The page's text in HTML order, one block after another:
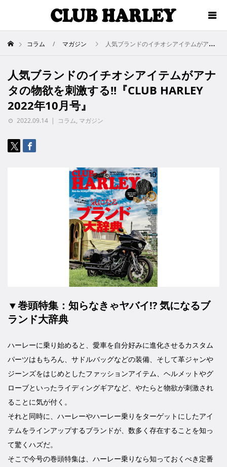
コラム マガジン 人気ブランドのイチオシアイテムがアナタの物欲を刺激する!!『CLUB HARLEY 2022年10月号』
人気ブランドのイチオシアイテムがアナ
タの物欲を刺激する!!『CLUB HARLEY
2022年10月号』
2022.09.14 コラム, マガジン
▼巻頭特集：知らなきゃヤバイ!? 気になるブ
ランド大辞典
ハーレーに乗り始めると、愛車を自分好みに進化させるカスタム
パーツはもちろん、サドルバッグなどの装備、そして革ジャンや
ジーンズをはじめとしたファッションアイテム、ヘルメットやグ
ローブといったライディングギアなど、やたらと物欲が刺激され
ることに気が付く。
それと同時に、ハーレーやハーレー乗りをターゲットにしたアイ
テムをラインアップするブランドが、数多く存在することを知っ
て驚くハズだ。
そこで今号の巻頭特集は、ハーレー乗りなら知っておくべき定番